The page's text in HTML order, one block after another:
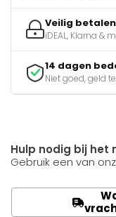
Veilig betalen
iDEAL, Klarna &
14 dagen
Niet goed, geld
Hulp nodig bij het
Gebruik een van